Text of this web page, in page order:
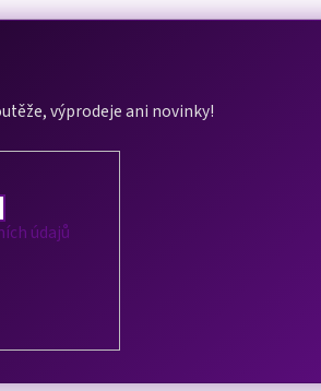
výprodeje ani novinky!
údajů